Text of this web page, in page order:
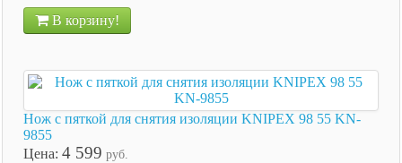
В корзину!
Нож с пяткой для снятия изоляции KNIPEX 98 55 KN-
9855
Цена: 4 599 руб.